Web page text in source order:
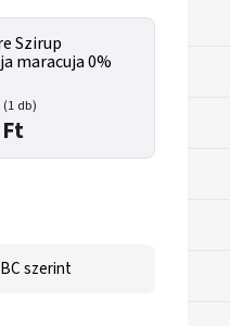
Szirup
maracuja 0%
(1 db)
szerint